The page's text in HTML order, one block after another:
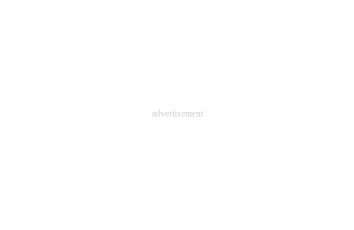
advertisement